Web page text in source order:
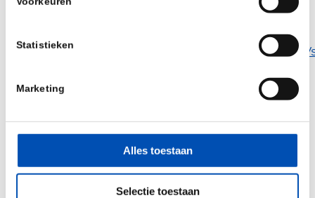
Statistieken
Marketing
Alles toestaan
Selectie toestaan
Het hele RVS rapport lees je hier:
https://www.raadrvs.nl/actueel/nieuws/2021/06/21/
Deel dit stuk